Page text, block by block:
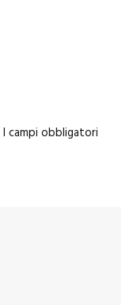
I campi obbligatori